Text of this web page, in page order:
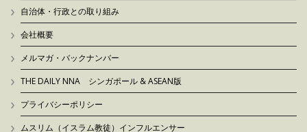
自治体・行政との取り組み
会社概要
メルマガ・バックナンバー
THE DAILY NNA シンガポール & ASEAN版
プライバシーポリシー
ムスリム（イスラム教徒）インフルエンサー